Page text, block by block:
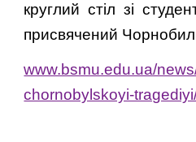
круглий стіл зі
присвячений
www.bsmu.edu.ua/
chornobylskoyi-